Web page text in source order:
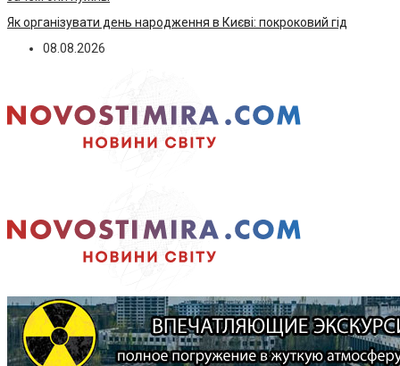
Як організувати день народження в Києві: покроковий гід
08.08.2026